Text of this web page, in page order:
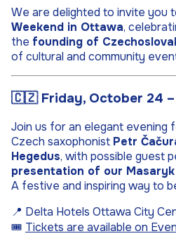
We are delighted to invite you
Weekend in Ottawa,
the founding of
of cultural and community
🇨🇿 Friday, October 24
Join us for an elegant evening
Czech saxophonist Petr
Hegedus, with possible guest
presentation of our
A festive and inspiring way to
📍 Delta Hotels Ottawa City
🎟️ Tickets are available on